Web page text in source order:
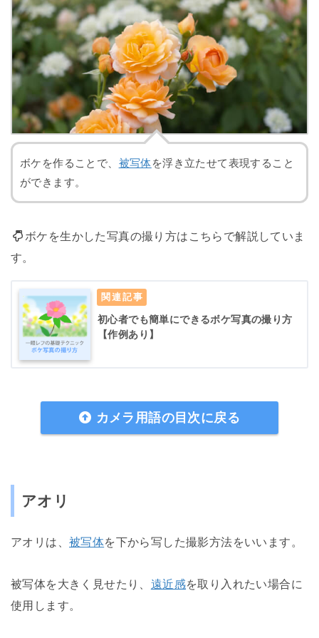
ボケを作ることで、 被写体を浮き立たせて表現すること
ができます。
ボケを生かした写真の撮り方はこちらで解説していま
す。
初心者でも簡単にできるボケ写真の撮り方
【作例あり】
カメラ用語の目次に戻る
アオリ
アオリは、 被写体を下から写した撮影方法をいいます。
被写体を大きく見せたり、 遠近感を取り入れたい場合に
使用します。